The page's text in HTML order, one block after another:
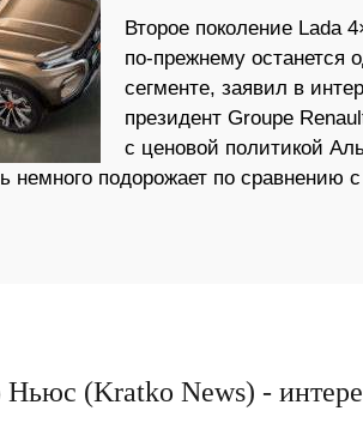
Второе поколение Lada
по-прежнему
сегменте, заявил в
президент Groupe
с ценовой политикой
немного подорожает по сравнению
Ньюс (Kratko News) -